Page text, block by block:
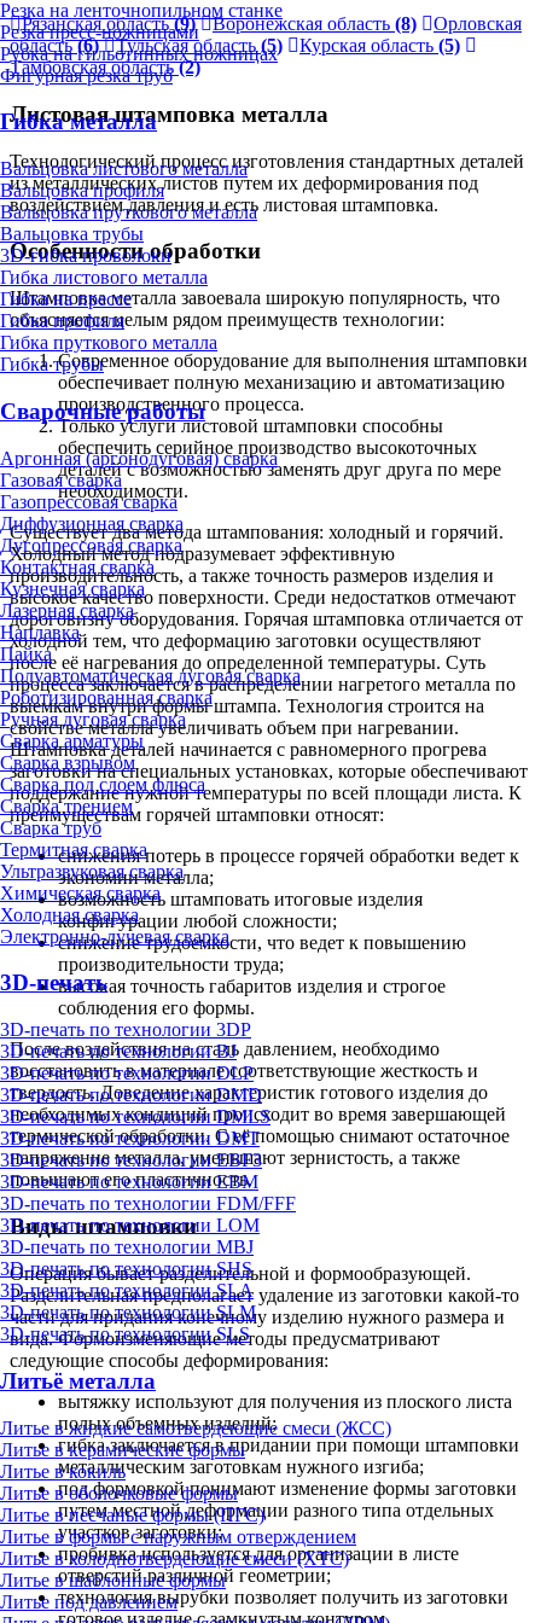
Резка на ленточнопильном станке
Резка пресс-ножницами
Рубка на гильотинных ножницах
Фигурная резка труб
Гибка металла
Вальцовка листового металла
Вальцовка профиля
Вальцовка пруткового металла
Вальцовка трубы
3D-гибка проволоки
Гибка листового металла
Гибка на прессе
Гибка профиля
Гибка пруткового металла
Гибка трубы
Сварочные работы
Аргонная (аргонодуговая) сварка
Газовая сварка
Газопрессовая сварка
Диффузионная сварка
Дугопрессовая сварка
Контактная сварка
Кузнечная сварка
Лазерная сварка
Наплавка
Пайка
Полуавтоматическая дуговая сварка
Роботизированная сварка
Ручная дуговая сварка
Сварка арматуры
Сварка взрывом
Сварка под слоем флюса
Сварка трением
Сварка труб
Термитная сварка
Ультразвуковая сварка
Химическая сварка
Холодная сварка
Электронно-лучевая сварка
3D-печать
3D-печать по технологии 3DP
3D-печать по технологии BJ
3D-печать по технологии DLP
3D-печать по технологии DMD
3D-печать по технологии DMLS
3D-печать по технологии DMT
3D-печать по технологии EBF3
3D-печать по технологии EBM
3D-печать по технологии FDM/FFF
3D-печать по технологии LOM
3D-печать по технологии MBJ
3D-печать по технологии SHS
3D-печать по технологии SLA
3D-печать по технологии SLM
3D-печать по технологии SLS
Литьё металла
Литье в жидкие самотвердеющие смеси (ЖСС)
Литье в керамические формы
Литье в кокиль
Литье в оболочковые формы
Литье в песчаные формы (ПГС)
Литье в формы с наружным отверждением
Литье в холоднотвердеющие смеси (ХТС)
Литье в шаблонные формы
Литье под давлением
Рязанская область(9) Воронежская область (8)
Орловская
область(6) Тульская область (5) Курская область (5)
Тамбовская область(2)
Листовая штамповка металла
Технологический процесс изготовления стандартных деталей
из металлических листов путем их деформирования под
воздействием давления и есть листовая штамповка.
Особенности обработки
Штамповка металла завоевала широкую популярность, что
объясняется целым рядом преимуществ технологии:
Современное оборудование для выполнения штамповки
обеспечивает полную механизацию и автоматизацию
производственного процесса.
Только услуги листовой штамповки способны
обеспечить серийное производство высокоточных
деталей с возможностью заменять друг друга по мере
необходимости.
Существует два метода штампования: холодный и горячий.
Холодный метод подразумевает эффективную
производительность, а также точность размеров изделия и
высокое качество поверхности. Среди недостатков отмечают
дороговизну оборудования. Горячая штамповка отличается от
холодной тем, что деформацию заготовки осуществляют
после её нагревания до определенной температуры. Суть
процесса заключается в распределении нагретого металла по
выемкам внутри формы штампа. Технология строится на
свойстве металла увеличивать объем при нагревании.
Штамповка деталей начинается с равномерного прогрева
заготовки на специальных установках, которые обеспечивают
поддержание нужной температуры по всей площади листа. К
преимуществам горячей штамповки относят:
снижения потерь в процессе горячей обработки ведет к
экономии металла;
возможность штамповать итоговые изделия
конфигурации любой сложности;
снижение трудоемкости, что ведет к повышению
производительности труда;
высокая точность габаритов изделия и строгое
соблюдения его формы.
После воздействия на сталь давлением, необходимо
восстановить в материале соответствующие жесткость и
твердость. Доведение характеристик готового изделия до
необходимых кондиций происходит во время завершающей
термической обработки. С её помощью снимают остаточное
напряжение металла, уменьшают зернистость, а также
повышают его пластичность.
Виды штамповки
Операция бывает разделительной и формообразующей.
Разделительная предполагает удаление из заготовки какой-то
части для придания конечному изделию нужного размера и
вида. Формоизменяющие методы предусматривают
следующие способы деформирования:
вытяжку используют для получения из плоского листа
полых объемных изделий;
гибка заключается в придании при помощи штамповки
металлическим заготовкам нужного изгиба;
под формовкой понимают изменение формы заготовки
путем местной деформации разного типа отдельных
участков заготовки;
пробивка используется для организации в листе
отверстий различной геометрии;
технология вырубки позволяет получить из заготовки
готовое изделие с замкнутым контуром.